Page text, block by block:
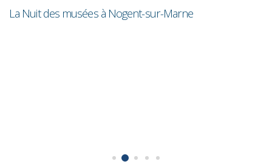
La Nuit des musées à Nogent-sur-Marne